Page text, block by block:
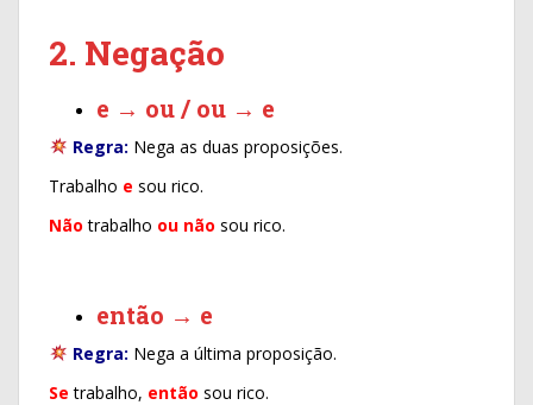
2. Negação
e → ou / ou → e
Regra: Nega as duas proposições.
Trabalho e sou rico.
Não trabalho ou não sou rico.
então → e
Regra: Nega a última proposição.
Se trabalho, então sou rico.